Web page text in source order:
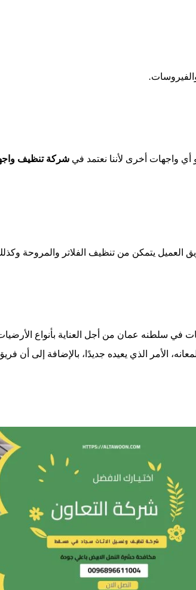
.
واجهات أخرى لأننا نعتمد فيشركة تنظيف
يتمكن من تنظيف الفلاتر والمروحة
سلطنه عمان من أجل العناية بأنواع الأرضيات
الأمر الذي يعيده جديدًا، بالإضافة إلى أن